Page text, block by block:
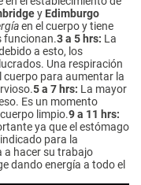
y Edimburgo
en el cuerpo y tiene
funcionan.3 a 5 hrs: La
a esto, los
Una respiración
para aumentar la
5 a 7 hrs: La mayor
Es un momento
limpio.9 a 11 hrs:
ya que el estómago
para la
a hacer su trabajo
dando energía a todo el